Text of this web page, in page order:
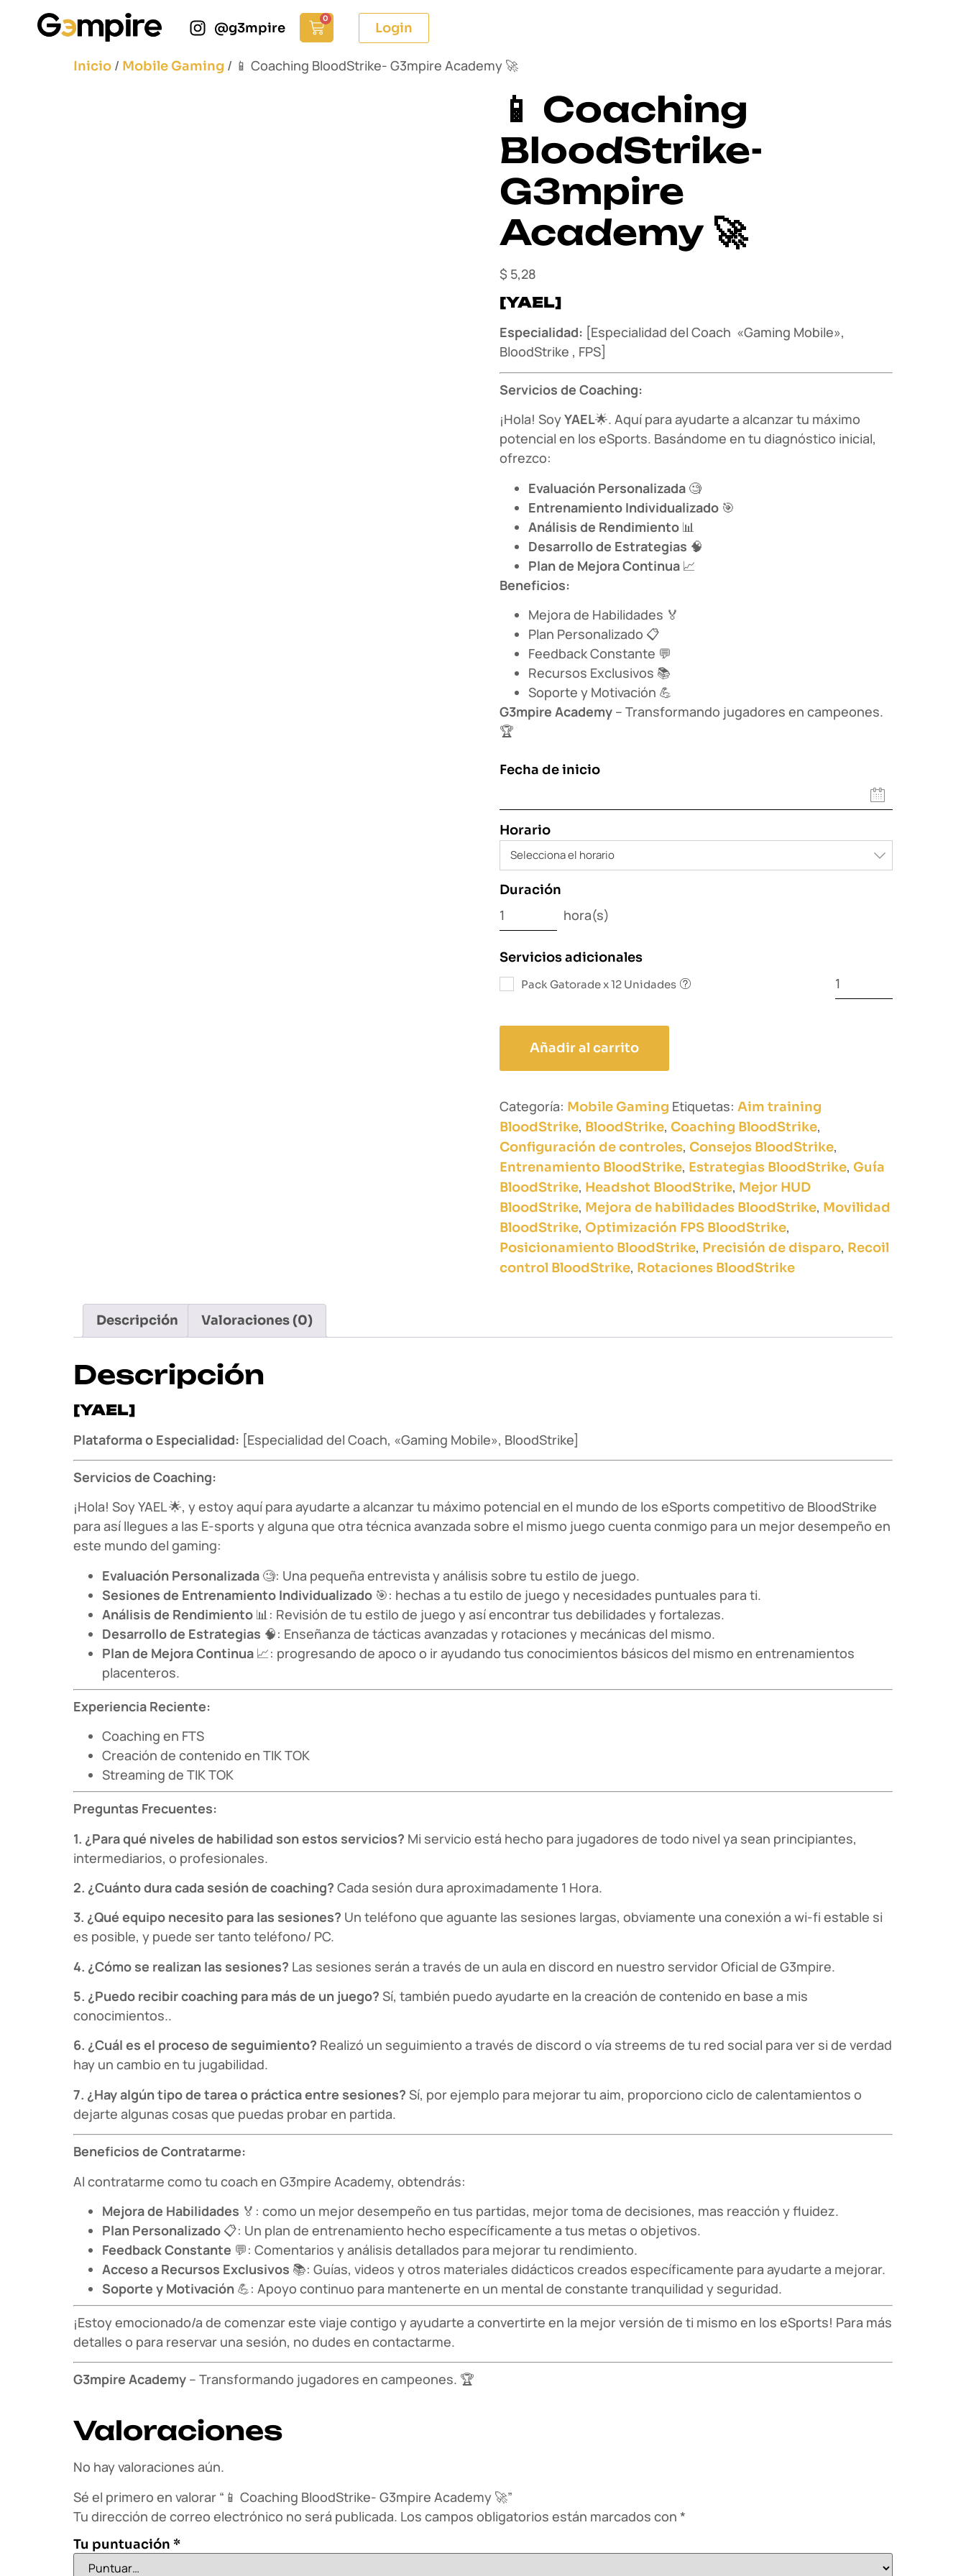
@g3mpire
0
Login
Inicio / Mobile Gaming / 📱 Coaching BloodStrike- G3mpire Academy 🚀
📱 Coaching
BloodStrike-
G3mpire
Academy 🚀
$5,28
[YAEL]
Especialidad: [Especialidad del Coach «Gaming Mobile»,
BloodStrike , FPS]
Servicios de Coaching:
¡Hola! SoyYAEL🌟. Aquí para ayudarte a alcanzar tu máximo
potencial en los eSports. Basándome en tu diagnóstico inicial,
ofrezco:
Evaluación Personalizada🧐
Entrenamiento Individualizado🎯
Análisis de Rendimiento📊
Desarrollo de Estrategias 🧠
Plan de Mejora Continua📈
Beneficios:
Mejora de Habilidades 🏅
Plan Personalizado 📋
Feedback Constante 💬
Recursos Exclusivos 📚
Soporte y Motivación 💪
G3mpire Academy– Transformando jugadores en campeones.
🏆
Fecha de inicio
Horario
Duración
hora(s)
Servicios adicionales
Pack Gatorade x 12 Unidades
Añadir al carrito
Categoría: Mobile Gaming Etiquetas: Aim training
BloodStrike, BloodStrike, Coaching BloodStrike,
Configuración de controles, Consejos BloodStrike,
Entrenamiento BloodStrike, Estrategias BloodStrike, Guía
BloodStrike, Headshot BloodStrike, Mejor HUD
BloodStrike, Mejora de habilidades BloodStrike, Movilidad
BloodStrike, Optimización FPS BloodStrike,
Posicionamiento BloodStrike, Precisión de disparo, Recoil
control BloodStrike, Rotaciones BloodStrike
Descripción Valoraciones (0)
Descripción
[YAEL]
Plataforma o Especialidad: [Especialidad del Coach, «Gaming Mobile», BloodStrike]
Servicios de Coaching:
¡Hola! Soy YAEL 🌟, y estoy aquí para ayudarte a alcanzar tu máximo potencial en el mundo de los eSports competitivo de BloodStrike
para así llegues a las E-sports y alguna que otra técnica avanzada sobre el mismo juego cuenta conmigo para un mejor desempeño en
este mundo del gaming:
Evaluación Personalizada 🧐: Una pequeña entrevista y análisis sobre tu estilo de juego.
Sesiones de Entrenamiento Individualizado 🎯: hechas a tu estilo de juego y necesidades puntuales para ti.
Análisis de Rendimiento 📊: Revisión de tu estilo de juego y así encontrar tus debilidades y fortalezas.
Desarrollo de Estrategias 🧠: Enseñanza de tácticas avanzadas y rotaciones y mecánicas del mismo.
Plan de Mejora Continua 📈: progresando de apoco o ir ayudando tus conocimientos básicos del mismo en entrenamientos
placenteros.
Experiencia Reciente:
Coaching en FTS
Creación de contenido en TIK TOK
Streaming de TIK TOK
Preguntas Frecuentes:
1. ¿Para qué niveles de habilidad son estos servicios? Mi servicio está hecho para jugadores de todo nivel ya sean principiantes,
intermediarios, o profesionales.
2. ¿Cuánto dura cada sesión de coaching? Cada sesión dura aproximadamente 1 Hora.
3. ¿Qué equipo necesito para las sesiones? Un teléfono que aguante las sesiones largas, obviamente una conexión a wi-fi estable si
es posible, y puede ser tanto teléfono/ PC.
4. ¿Cómo se realizan las sesiones? Las sesiones serán a través de un aula en discord en nuestro servidor Oficial de G3mpire.
5. ¿Puedo recibir coaching para más de un juego? Sí, también puedo ayudarte en la creación de contenido en base a mis
conocimientos..
6. ¿Cuál es el proceso de seguimiento? Realizó un seguimiento a través de discord o vía streems de tu red social para ver si de verdad
hay un cambio en tu jugabilidad.
7. ¿Hay algún tipo de tarea o práctica entre sesiones? Sí, por ejemplo para mejorar tu aim, proporciono ciclo de calentamientos o
dejarte algunas cosas que puedas probar en partida.
Beneficios de Contratarme:
Al contratarme como tu coach en G3mpire Academy, obtendrás:
Mejora de Habilidades 🏅: como un mejor desempeño en tus partidas, mejor toma de decisiones, mas reacción y fluidez.
Plan Personalizado 📋: Un plan de entrenamiento hecho específicamente a tus metas o objetivos.
Feedback Constante 💬: Comentarios y análisis detallados para mejorar tu rendimiento.
Acceso a Recursos Exclusivos 📚: Guías, videos y otros materiales didácticos creados específicamente para ayudarte a mejorar.
Soporte y Motivación 💪: Apoyo continuo para mantenerte en un mental de constante tranquilidad y seguridad.
¡Estoy emocionado/a de comenzar este viaje contigo y ayudarte a convertirte en la mejor versión de ti mismo en los eSports! Para más
detalles o para reservar una sesión, no dudes en contactarme.
G3mpire Academy – Transformando jugadores en campeones. 🏆
Valoraciones
No hay valoraciones aún.
Sé el primero en valorar “📱 Coaching BloodStrike- G3mpire Academy 🚀”
Tu dirección de correo electrónico no será publicada. Los campos obligatorios están marcados con *
Tu puntuación *